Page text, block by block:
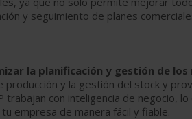
y seguimiento de planes
la planificación y gestión de los
y la gestión del stock y
trabajan con inteligencia de
empresa de manera fácil y fiable.